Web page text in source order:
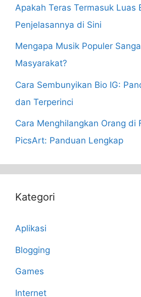
Apakah Teras Termasuk Luas
Penjelasannya di Sini
Mengapa Musik Populer
Masyarakat?
Cara Sembunyikan Bio IG:
dan Terperinci
Cara Menghilangkan Orang di
PicsArt: Panduan Lengkap
Kategori
Aplikasi
Blogging
Games
Internet